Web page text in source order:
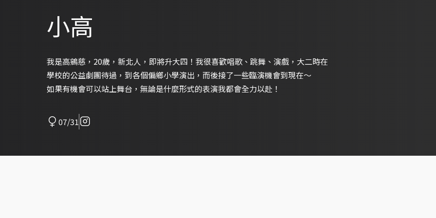
小高
我是高鵷慈，20歲，新北人，即將升大四！我很喜歡唱歌、跳舞、演戲，大二時在
學校的公益劇團待過，到各個偏鄉小學演出，而後接了一些臨演機會到現在～
如果有機會可以站上舞台，無論是什麼形式的表演我都會全力以赴！
07/31